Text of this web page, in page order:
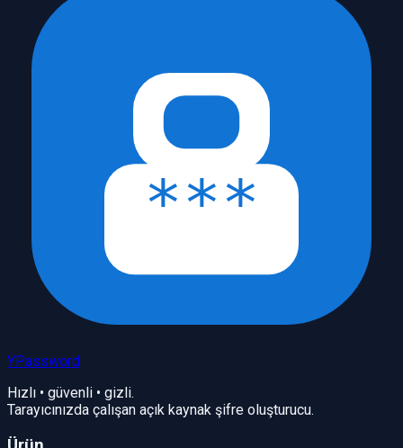
YPassword
Hızlı • güvenli • gizli.
Tarayıcınızda çalışan açık kaynak şifre oluşturucu.